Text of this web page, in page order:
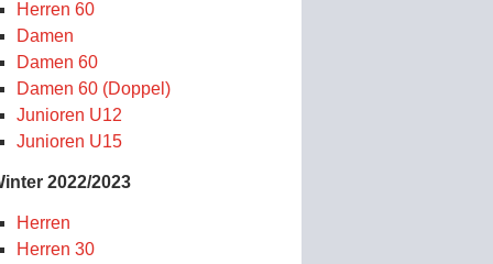
Herren 60
Damen
Damen 60
Damen 60 (Doppel)
Junioren U12
Junioren U15
2022/2023
Herren
Herren 30